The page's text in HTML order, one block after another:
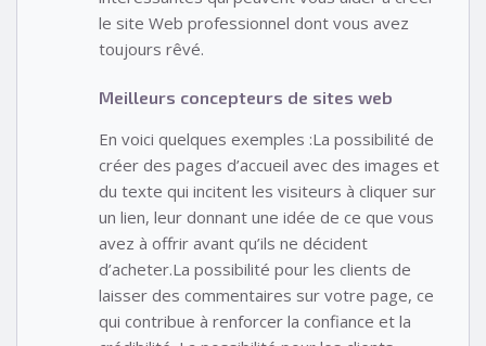
le site Web professionnel dont vous avez
toujours rêvé.
Meilleurs concepteurs de sites web
En voici quelques exemples :La possibilité de
créer des pages d’accueil avec des images et
du texte qui incitent les visiteurs à cliquer sur
un lien, leur donnant une idée de ce que vous
avez à offrir avant qu’ils ne décident
d’acheter.La possibilité pour les clients de
laisser des commentaires sur votre page, ce
qui contribue à renforcer la confiance et la